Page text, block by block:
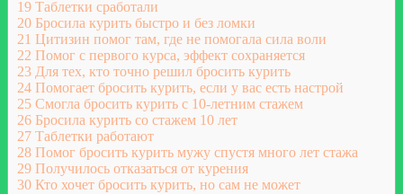
19 Таблетки сработали
20 Бросила курить быстро и без ломки
21 Цитизин помог там, где не помогала сила воли
22 Помог с первого курса, эффект сохраняется
23 Для тех, кто точно решил бросить курить
24 Помогает бросить курить, если у вас есть настрой
25 Смогла бросить курить с 10-летним стажем
26 Бросила курить со стажем 10 лет
27 Таблетки работают
28 Помог бросить курить мужу спустя много лет стажа
29 Получилось отказаться от курения
30 Кто хочет бросить курить, но сам не может